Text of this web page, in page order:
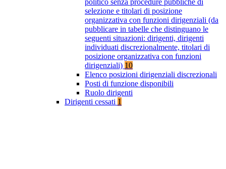
politico senza procedure pubbliche di
selezione e titolari di posizione
organizzativa con funzioni dirigenziali (da
pubblicare in tabelle che distinguano le
seguenti situazioni: dirigenti, dirigenti
individuati discrezionalmente, titolari di
posizione organizzativa con funzioni
dirigenziali) 10
Elenco posizioni dirigenziali discrezionali
Posti di funzione disponibili
Ruolo dirigenti
Dirigenti cessati 1